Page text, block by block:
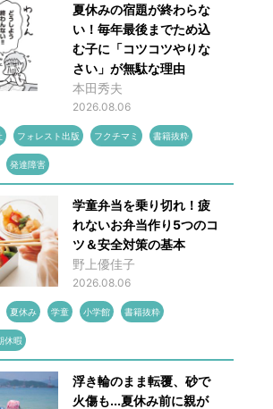
夏休みの宿題が終わらな
い！毎年最後までため込
む子に「コツコツやりな
さい」が無駄な理由
本田秀夫
2026.08.06
フォレスト出版 フクチマミ 書籍抜粋
発達障害
学童弁当を乗り切れ！疲
れないお弁当作り5つのコ
ツ＆安全対策の基本
野上優佳子
2026.08.06
夏休み 学童 小学館 書籍抜粋
休暇
浮き輪のまま転覆、砂で
火傷も...夏休み前に親が